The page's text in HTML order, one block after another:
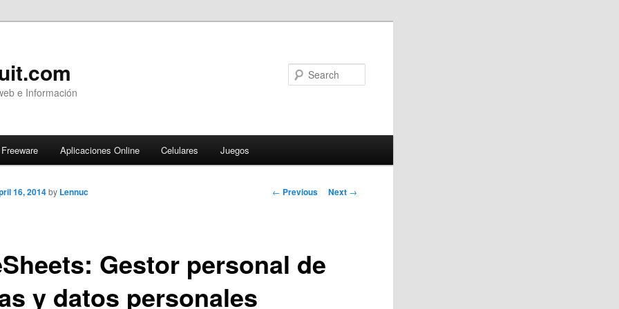
e Información
Freeware Aplicaciones Online Celulares Juegos
Post
← Previous Next →
Gestor personal de
y datos personales
16, 2014 by Lennuc